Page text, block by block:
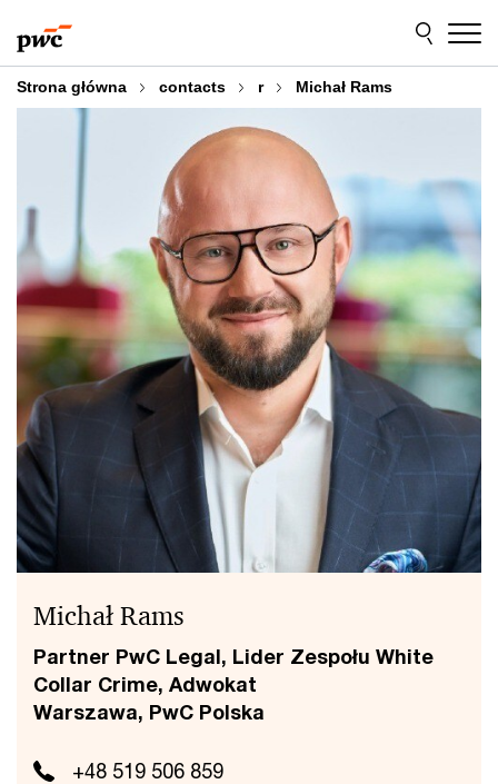
do
treści
do
stopki
Strona główna contacts r Michał Rams
Michał Rams
Partner PwC Legal, Lider Zespołu White
Collar Crime, Adwokat
Warszawa, PwC Polska
+48 519 506 859